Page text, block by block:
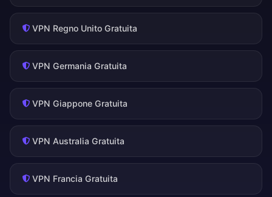
VPN Regno Unito Gratuita
VPN Germania Gratuita
VPN Giappone Gratuita
VPN Australia Gratuita
VPN Francia Gratuita